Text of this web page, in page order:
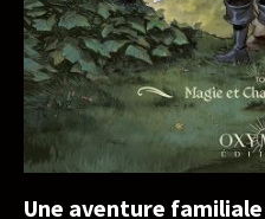
Une aventure